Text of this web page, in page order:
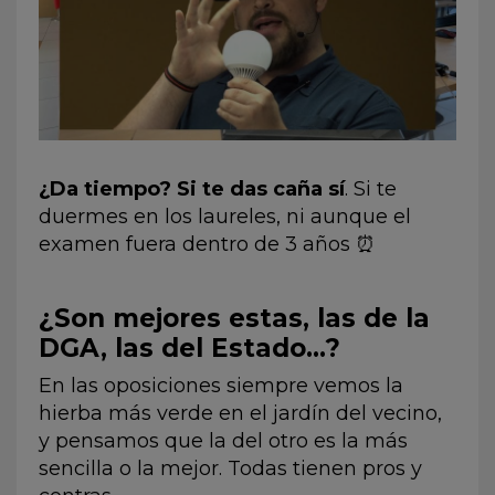
¿Da tiempo? Si te das caña sí. Si te
duermes en los laureles, ni aunque el
examen fuera dentro de 3 años ⏰
¿Son mejores estas, las de la
DGA, las del Estado…?
En las oposiciones siempre vemos la
hierba más verde en el jardín del vecino,
y pensamos que la del otro es la más
sencilla o la mejor. Todas tienen pros y